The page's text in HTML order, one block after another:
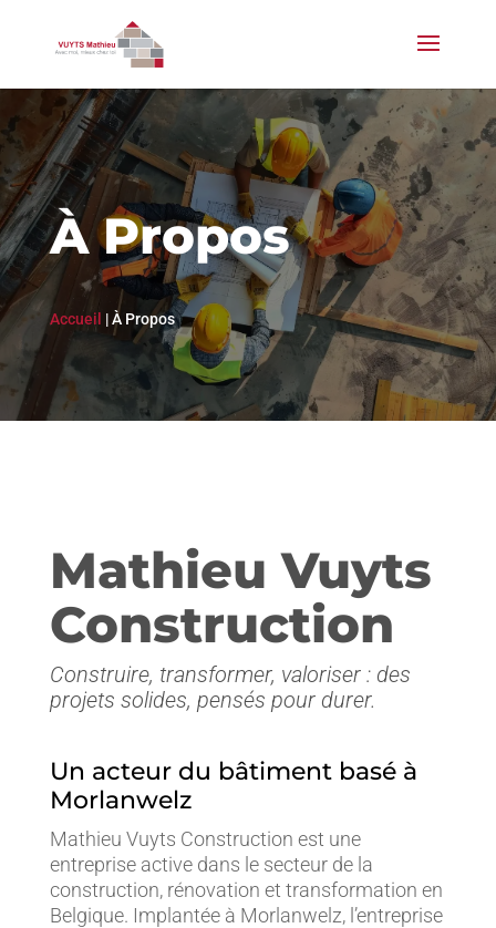
À Propos
Accueil |À Propos
Mathieu Vuyts
Construction
Construire, transformer, valoriser : des
projets solides, pensés pour durer.
Un acteur du bâtiment basé à
Morlanwelz
Mathieu Vuyts Construction est une
entreprise active dans le secteur de la
construction, rénovation et transformation en
Belgique. Implantée à Morlanwelz, l’entreprise